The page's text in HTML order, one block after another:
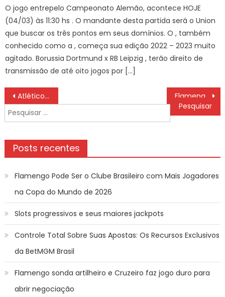
O jogo entrepelo Campeonato Alemão, acontece HOJE
(04/03) às 11:30 hs . O mandante desta partida será o Union
que buscar os três pontos em seus domínios. O , também
conhecido como a , começa sua edição 2022 – 2023 muito
agitado. Borussia Dortmund x RB Leipzig , terão direito de
transmissão de até oito jogos por […]
Navegação
de
Post
Atlético-MG x Flamengo – Vale o título da Copa do Brasil!
Pesquisar
por:
Posts recentes
Flamengo Pode Ser o Clube Brasileiro com Mais Jogadores
na Copa do Mundo de 2026
Slots progressivos e seus maiores jackpots
Controle Total Sobre Suas Apostas: Os Recursos Exclusivos
da BetMGM Brasil
Flamengo sonda artilheiro e Cruzeiro faz jogo duro para
abrir negociação